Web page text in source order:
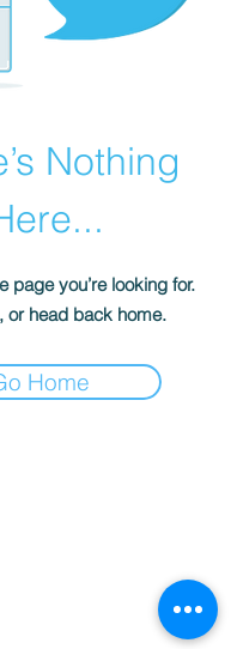
Nothing
page you’re looking for.
or head back home.
Home